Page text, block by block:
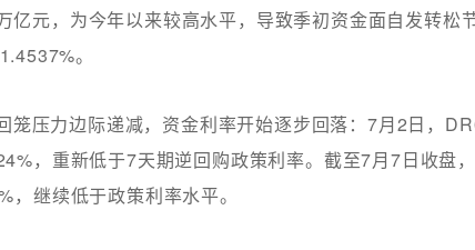
亿元，为今年以来较高水平，导致季初资金面自发转松
。
笼压力边际递减，资金利率开始逐步回落：7月2日，
，重新低于7天期逆回购政策利率。截至7月7日收盘
，继续低于政策利率水平。